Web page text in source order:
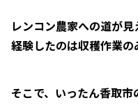
レンコン農家への道が
経験したのは収穫作業の
そこで、いったん香取